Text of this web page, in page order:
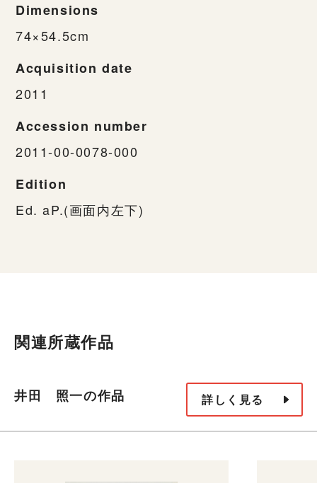
Dimensions
74×54.5cm
Acquisition date
2011
Accession number
2011-00-0078-000
Edition
Ed. aP.(画面内左下)
関連所蔵作品
井田 照一の作品 詳しく見る